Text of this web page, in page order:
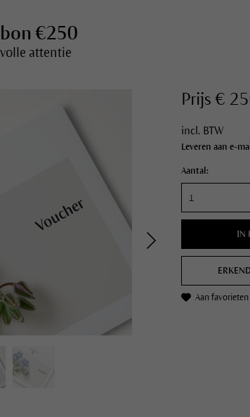
€250
attentie
Prijs €
incl. BTW
Leveren aan e-
Aantal:
IN
Aan